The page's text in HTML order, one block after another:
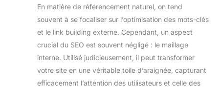
En matière de référencement naturel, on tend
souvent à se focaliser sur l’optimisation des mots-clés
et le link building externe. Cependant, un aspect
crucial du SEO est souvent négligé : le maillage
interne. Utilisé judicieusement, il peut transformer
votre site en une véritable toile d’araignée, capturant
efficacement l’attention des utilisateurs et celle des